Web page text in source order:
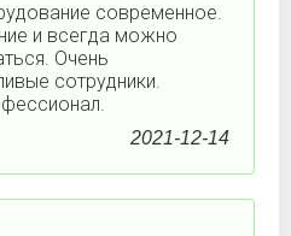
современное.
и всегда можно
Очень
сотрудники.
2021-12-14